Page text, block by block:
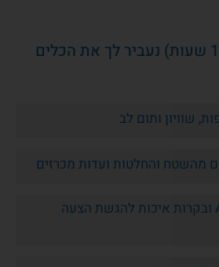
ב – 3 ימי לימוד (12 שעות) נעביר לך את הכלים
שוויון ותום לב
מהשטח והחלטות ועדות מכרזים
שימושים ב-AI ובקרות איכות להגשת הצעה